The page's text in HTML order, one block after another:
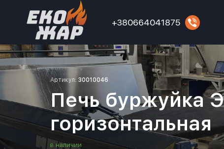
+380664041875
Артикул: 30010046
Печь буржуйка
горизонтальная
в наличии